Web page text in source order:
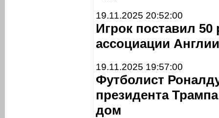
19.11.2025 20:52:00
Игрок поставил 50
ассоциации
19.11.2025 19:57:00
Футболист
президента
дом